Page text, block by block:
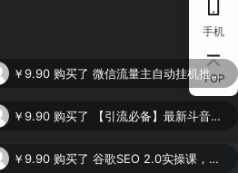
手机
TOP
￥9.90 购买了 微信流量主自动挂机推广，轻松日入900+，简单易上手，做就有收益。
￥9.90 购买了 【引流必备】最新斗音全功能全自动引流脚本，解放双手自动引流精准粉
￥9.90 购买了 谷歌SEO 2.0实操课，独立站询盘自由必备，基于2023谷歌最新算法录制（94节